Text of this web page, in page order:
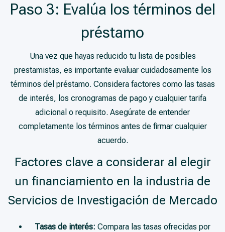
Paso 3: Evalúa los términos del
préstamo
Una vez que hayas reducido tu lista de posibles
prestamistas, es importante evaluar cuidadosamente los
términos del préstamo. Considera factores como las tasas
de interés, los cronogramas de pago y cualquier tarifa
adicional o requisito. Asegúrate de entender
completamente los términos antes de firmar cualquier
acuerdo.
Factores clave a considerar al elegir
un financiamiento en la industria de
Servicios de Investigación de Mercado
Tasas de interés: Compara las tasas ofrecidas por